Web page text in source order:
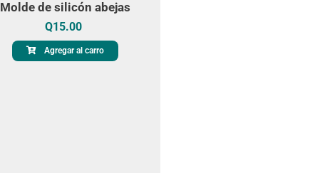
Molde de silicón abejas
Q15.00
Agregar al carro